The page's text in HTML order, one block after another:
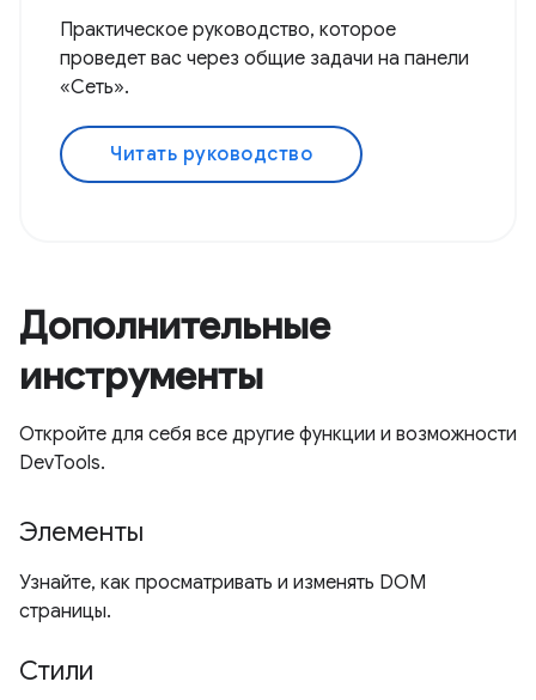
Практическое руководство, которое
проведет вас через общие задачи на панели
«Сеть».
Читать руководство
Дополнительные
инструменты
Откройте для себя все другие функции и возможности
DevTools.
Элементы
Узнайте, как просматривать и изменять DOM
страницы.
Стили